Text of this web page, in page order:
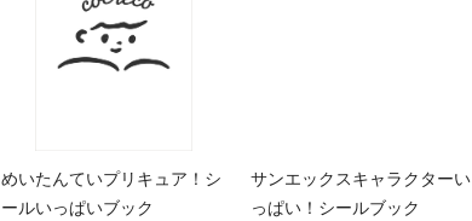
めいたんていプリキュア！シ
ールいっぱいブック
サンエックスキャラクターい
っぱい！シールブック